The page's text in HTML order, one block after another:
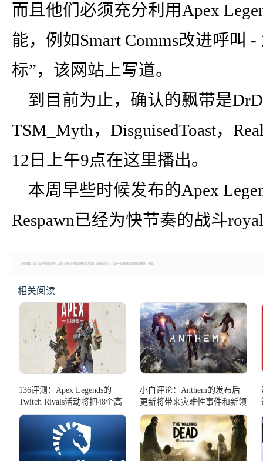
而且他们必须充分利用Apex
能，例如Smart Comms改进呼叫
标”，该网站上写道。
到目前为止，确认的飘带是
TSM_Myth，DisguisedToast，
12日上午9点在这里播出。
本周早些时候发布的Apex
Respawn已经为快节奏的战斗
郑重声明：本文版权归原作者所有，转载文章仅为传播更多信息之目的，如有侵权行为，请第一时间联系我们修改或删除，多谢。
相关阅读
136评测：Apex Legends的
Twitch Rivals活动将把48个高
调的飘带扔进戒指
小白评论：Anthem的发布后
更新将带来灾难性事件和新领
域